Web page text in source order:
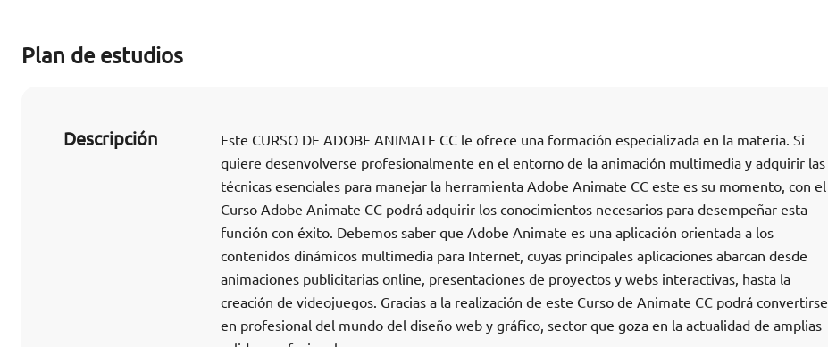
Plan de estudios
Descripción
Este CURSO DE ADOBE ANIMATE CC le ofrece una formación especializada en la materia. Si
quiere desenvolverse profesionalmente en el entorno de la animación multimedia y adquirir las
técnicas esenciales para manejar la herramienta Adobe Animate CC este es su momento, con el
Curso Adobe Animate CC podrá adquirir los conocimientos necesarios para desempeñar esta
función con éxito. Debemos saber que Adobe Animate es una aplicación orientada a los
contenidos dinámicos multimedia para Internet, cuyas principales aplicaciones abarcan desde
animaciones publicitarias online, presentaciones de proyectos y webs interactivas, hasta la
creación de videojuegos. Gracias a la realización de este Curso de Animate CC podrá convertirse
en profesional del mundo del diseño web y gráfico, sector que goza en la actualidad de amplias